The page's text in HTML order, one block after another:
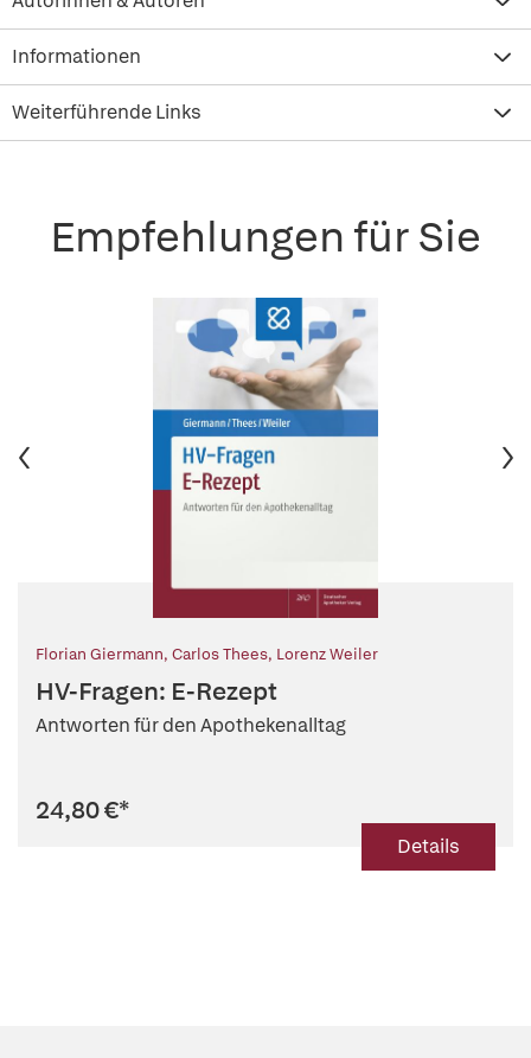
Informationen
Weiterführende Links
Empfehlungen für Sie
Florian Giermann, Carlos Thees, Lorenz Weiler
HV-Fragen: E-Rezept
Antworten für den Apothekenalltag
24,80 €*
Details